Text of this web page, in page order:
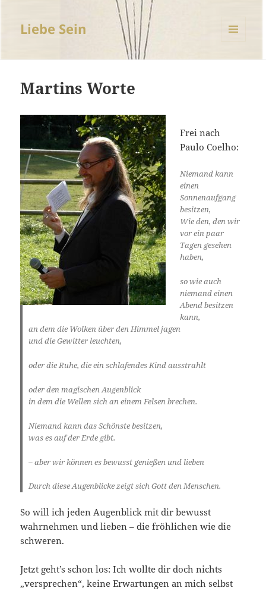
Liebe Sein
Martins Worte
Frei nach
Paulo Coelho:
Niemand kann
einen
Sonnenaufgang
besitzen,
Wie den, den wir
vor ein paar
Tagen gesehen
haben,
so wie auch
niemand einen
Abend besitzen
kann,
an dem die Wolken über den Himmel jagen
und die Gewitter leuchten,
oder die Ruhe, die ein schlafendes Kind ausstrahlt
oder den magischen Augenblick
in dem die Wellen sich an einem Felsen brechen.
Niemand kann das Schönste besitzen,
was es auf der Erde gibt.
– aber wir können es bewusst genießen und lieben
Durch diese Augenblicke zeigt sich Gott den Menschen.
So will ich jeden Augenblick mit dir bewusst
wahrnehmen und lieben – die fröhlichen wie die
schweren.
Jetzt geht’s schon los: Ich wollte dir doch nichts
„versprechen“, keine Erwartungen an mich selbst